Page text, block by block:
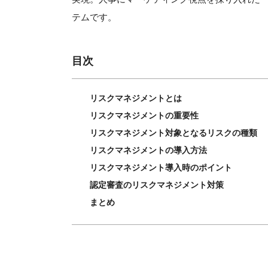
テムです。
目次
リスクマネジメントとは
リスクマネジメントの重要性
リスクマネジメント対象となるリスクの種類
リスクマネジメントの導入方法
リスクマネジメント導入時のポイント
認定審査のリスクマネジメント対策
まとめ